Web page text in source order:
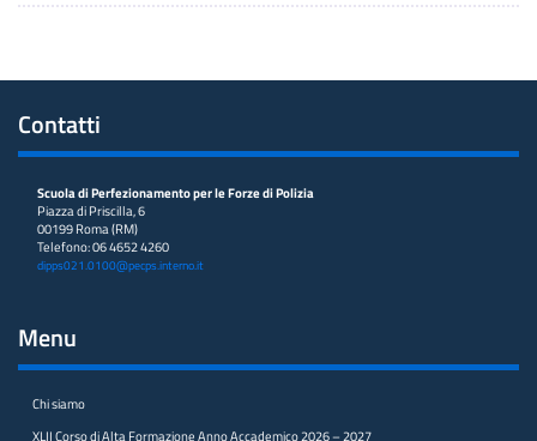
Contatti
Scuola di Perfezionamento per le Forze di Polizia
Piazza di Priscilla, 6
00199 Roma (RM)
Telefono: 06 4652 4260
dipps021.0100@pecps.interno.it
Menu
Chi siamo
XLII Corso di Alta Formazione Anno Accademico 2026 – 2027